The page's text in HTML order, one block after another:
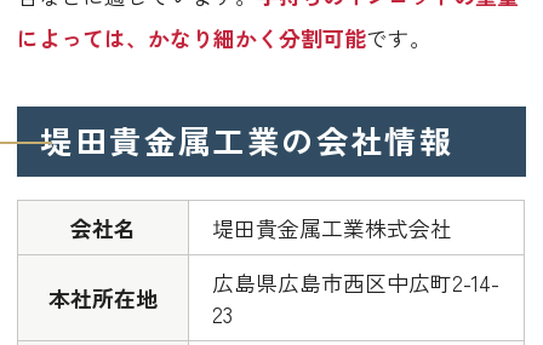
によっては、かなり細かく分割可能です。
堤田貴金属工業の会社情報
会社名 堤田貴金属工業株式会社
本社所在地
広島県広島市西区中広町2-14-
23